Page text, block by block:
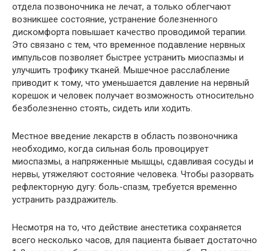
отдела позвоночника не лечат, а только облегчают
возникшее состояние, устранение болезненного
дискомфорта повышает качество проводимой терапии.
Это связано с тем, что временное подавление нервных
импульсов позволяет быстрее устранить миоспазмы и
улучшить трофику тканей. Мышечное расслабление
приводит к тому, что уменьшается давление на нервный
корешок и человек получает возможность относительно
безболезненно стоять, сидеть или ходить.
Местное введение лекарств в область позвоночника
необходимо, когда сильная боль провоцирует
миоспазмы, а напряженные мышцы, сдавливая сосуды и
нервы, утяжеляют состояние человека. Чтобы разорвать
рефлекторную дугу: боль-спазм, требуется временно
устранить раздражитель.
Несмотря на то, что действие анестетика сохраняется
всего несколько часов, для пациента бывает достаточно